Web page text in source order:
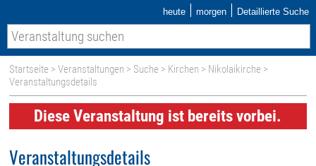
heute | morgen | Detaillierte Suche
Startseite >Veranstaltungen > Suche > Kirchen > Nikolaikirche >
Veranstaltungsdetails
Diese Veranstaltung ist bereits vorbei.
Veranstaltungsdetails